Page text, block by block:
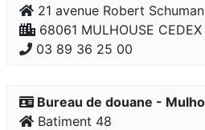
21 avenue Robert Schuman
68061 MULHOUSE CEDEX
03 89 36 25 00
Bureau de douane -
Batiment 48